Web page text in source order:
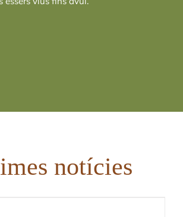
notícies